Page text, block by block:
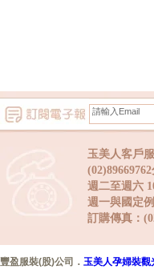
玉美人客戶
週二至週六
週一與國定
訂購傳真：
豐盈服裝(股)公司 ． 玉美人孕婦裝觀